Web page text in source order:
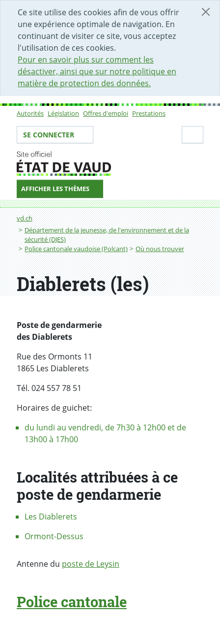
Ce site utilise des cookies afin de vous offrir
une expérience optimale de navigation. En
continuant de visiter ce site, vous acceptez
l'utilisation de ces cookies.
Pour en savoir plus sur comment les
désactiver, ainsi que sur notre politique en
matière de protection des données.
DÉBUT DU CONTENU DE LA PAGE
ACCÈS AU CHAMP DE RECHERCHE
PAGE D'ACCUEIL
FORMULAIRE DE CONTACT
Sous-navigation
Autorités Législation Offres d'emploi Prestations
Votre identité
SE CONNECTER
AFFICHER LES THÈMES
Fil d'Ariane
vd.ch
Département de la jeunesse, de l'environnement et de la
sécurité (DJES)
Police cantonale vaudoise (Polcant)
Où nous trouver
Diablerets (les)
Diablerets (les)
Poste de gendarmerie
des Diablerets
Rue des Ormonts 11
1865 Les Diablerets
Tél. 024 557 78 51
Horaires de guichet:
du lundi au vendredi, de 7h30 à 12h00 et de
13h00 à 17h00
Localités attribuées à ce
poste de gendarmerie
Les Diablerets
Ormont-Dessus
Antenne du poste de Leysin
Police cantonale